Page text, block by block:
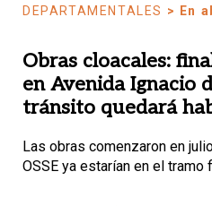
DEPARTAMENTALES > En
Obras cloacales:
en Avenida Ignacio
tránsito quedará
Las obras comenzaron en
OSSE ya estarían en el tramo